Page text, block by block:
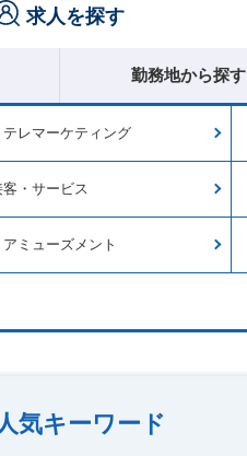
求人を探す
勤務地から探す
レマーケティング
・サービス
ミューズメント
人気キーワード